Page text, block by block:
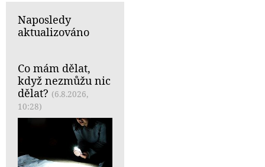
Naposledy
aktualizováno
Co mám dělat,
když nezmůžu nic
dělat? (6.8.2026,
10:28)